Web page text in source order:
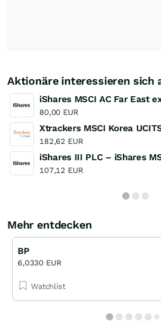
Aktionäre interessieren sich
80,00 EUR
182,62 EUR
107,12 EUR
Mehr entdecken
BP
6,0330 EUR
Watchlist